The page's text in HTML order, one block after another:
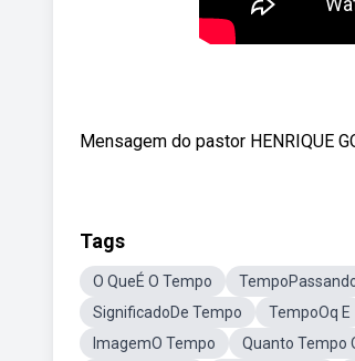
Mensagem do pastor HENRIQUE
Tags
O QueÉ O Tempo
SignificadoDe Tempo
TempoOq E
ImagemO Tempo
Quanto Tempo